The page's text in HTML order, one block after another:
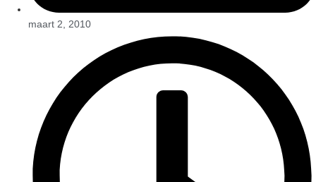
maart 2, 2010